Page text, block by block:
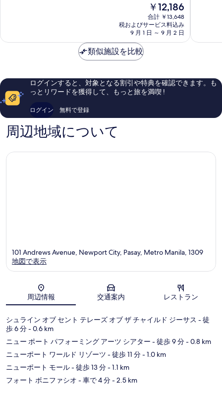
NAIA
ナ
3
MNL
ー
ポ
ト
も
し
口
コ
3,470
件
の
口
現
在
の
料
金
￥12,186
合計 ￥13,648
税およびサービス料込み
9 月 1 日 ～ 9 月 2 日
ラ
76
良
ミ
3,582
類似施設を比較
ログインすると、対象となる割引や特典を確認できます。も
っとリワードを獲得して、もっと旅を満喫 !
ログイン 無料で登録
周辺地域について
地図
101 Andrews Avenue, Newport City, Pasay, Metro Manila, 1309
地図で表示
周辺情報 交通案内 レストラン
シュライン オブ セント テレーズ オブ ザ チャイルド ジーサス - 徒
歩 6 分- 0.6 km
ニュー ポート パフォーミング アーツ シアター - 徒歩 9 分- 0.8 km
ニューポート ワールド リゾーツ - 徒歩 11 分- 1.0 km
ニューポート モール- 徒歩 13 分- 1.1 km
フォート ボニファシオ - 車で 4 分- 2.5 km